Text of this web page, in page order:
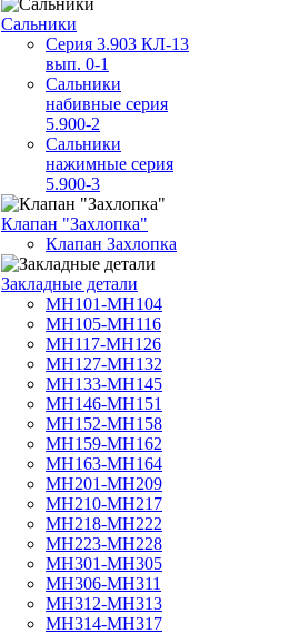
Сальники
Серия 3.903 КЛ-13
вып. 0-1
Сальники
набивные серия
5.900-2
Сальники
нажимные серия
5.900-3
Клапан "Захлопка"
Клапан Захлопка
Закладные детали
МН101-МН104
МН105-МН116
МН117-МН126
МН127-МН132
МН133-МН145
МН146-МН151
МН152-МН158
МН159-МН162
МН163-МН164
МН201-МН209
МН210-МН217
МН218-МН222
МН223-МН228
МН301-МН305
МН306-МН311
МН312-МН313
МН314-МН317